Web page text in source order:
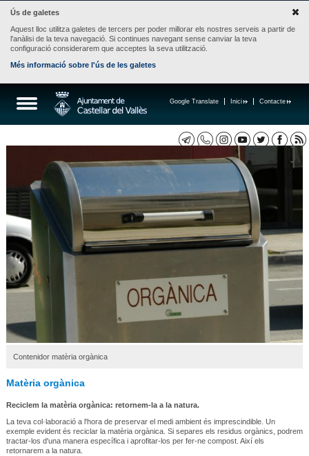
Ús de galetes
Aquest lloc utilitza galetes de tercers per poder millorar els nostres serveis a partir de
l'anàlisi de la teva navegació. Si continues navegant sense canviar la teva
configuració considerarem que acceptes la seva utilització.
Més informació sobre l'ús de les galetes
Contacte
Inici
Google Translate
Contenidor matèria orgànica
Matèria orgànica
Reciclem la matèria orgànica: retornem-la a la natura.
La teva col·laboració a l'hora de preservar el medi ambient és imprescindible. Un
exemple evident és reciclar la matèria orgànica. Si separes els residus orgànics, podrem
tractar-los d'una manera específica i aprofitar-los per fer-ne compost. Així els
retornarem a la natura.